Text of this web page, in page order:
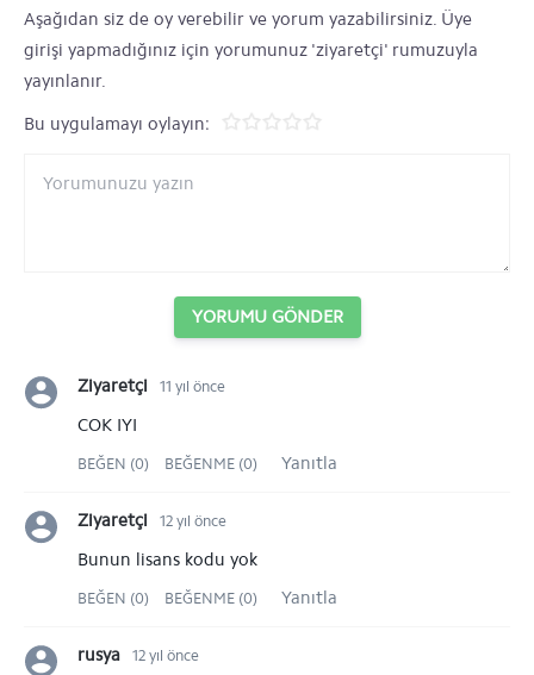
Aşağıdan siz de oy verebilir ve yorum yazabilirsiniz. Üye
girişi yapmadığınız için yorumunuz 'ziyaretçi' rumuzuyla
yayınlanır.
Bu uygulamayı oylayın:
YORUMU GÖNDER
Ziyaretçi 11 yıl önce
COK IYI
BEĞEN (0) BEĞENME (0) Yanıtla
Ziyaretçi 12 yıl önce
Bunun lisans kodu yok
BEĞEN (0) BEĞENME (0) Yanıtla
rusya 12 yıl önce